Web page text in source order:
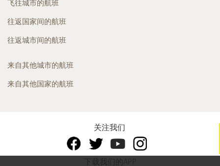
飞往城市的航班
往返国家间的航班
往返城市间的航班
来自其他城市的航班
来自其他国家的航班
关注我们
下载我们的APP